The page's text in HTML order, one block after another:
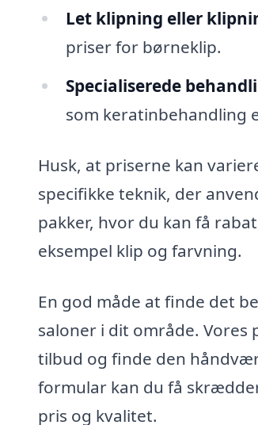
Let klipning eller
priser for børneklip.
Specialiserede
som keratinbehandling
Husk, at priserne kan
specifikke teknik, der
pakker, hvor du kan få
eksempel klip og farvning.
En god måde at finde det
saloner i dit område.
tilbud og finde den
formular kan du få
pris og kvalitet.